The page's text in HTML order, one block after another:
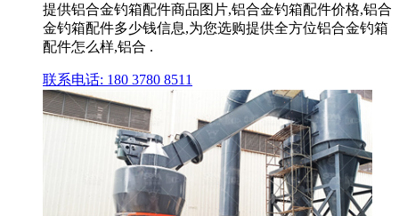
提供铝合金钓箱配件商品图片,铝合金钓箱配件价格,铝合
金钓箱配件多少钱信息,为您选购提供全方位铝合金钓箱
配件怎么样,铝合 .
联系电话: 180 3780 8511